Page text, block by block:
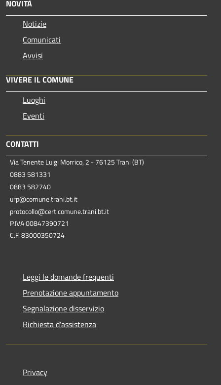
NOVITÀ
Notizie
Comunicati
Avvisi
VIVERE IL COMUNE
Luoghi
Eventi
CONTATTI
Via Tenente Luigi Morrico, 2 - 76125 Trani (BT)
0883 581331
0883 582740
urp@comune.trani.bt.it
protocollo@cert.comune.trani.bt.it
P.IVA 00847390721
C.F. 83000350724
Leggi le domande frequenti
Prenotazione appuntamento
Segnalazione disservizio
Richiesta d'assistenza
Privacy